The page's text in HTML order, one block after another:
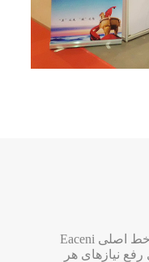
Eaceni یک برند پیشرو در مراقبت های بهداشتی است.خط اصلی محصولات ما ابزار دامپزشکی، از جمله دستگاه های سونوگرافی دامپزشکی و سونوگرافی دستی قابل حمل است.خط اصلی
نیازهای هر